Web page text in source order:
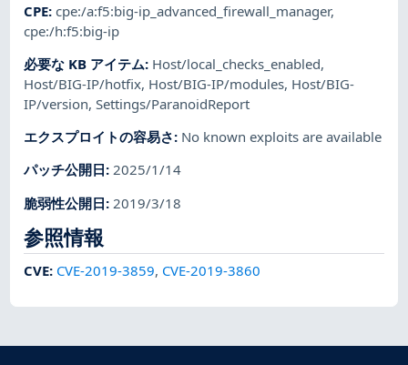
CPE:cpe:/a:f5:big-ip_advanced_firewall_manager,
cpe:/h:f5:big-ip
必要な KB アイテム: Host/local_checks_enabled,
Host/BIG-IP/hotfix, Host/BIG-IP/modules, Host/BIG-
IP/version,Settings/ParanoidReport
エクスプロイトの容易さ: No known exploits are available
パッチ公開日:2025/1/14
脆弱性公開日: 2019/3/18
参照情報
CVE: CVE-2019-3859, CVE-2019-3860